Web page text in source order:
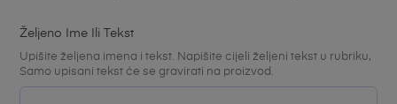
Željeno Ime Ili Tekst
Upišite željena imena i tekst. Napišite cijeli željeni tekst u rubriku,
Samo upisani tekst će se gravirati na proizvod.